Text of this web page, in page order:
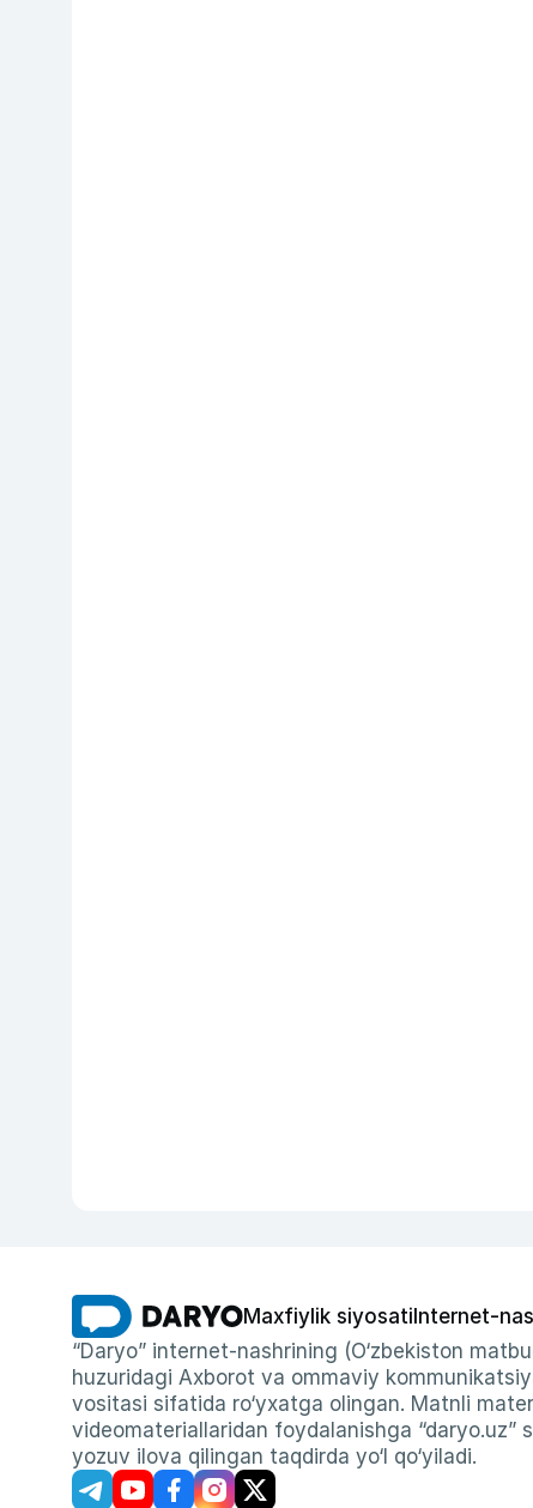
Maxfiylik siyosati Internet-
“Daryo” internet-nashrining (O‘zbekiston
huzuridagi Axborot va ommaviy
vositasi sifatida ro‘yxatga olingan. Matnli
videomateriallaridan foydalanishga “daryo.uz”
yozuv ilova qilingan taqdirda yo‘l qo‘yiladi.